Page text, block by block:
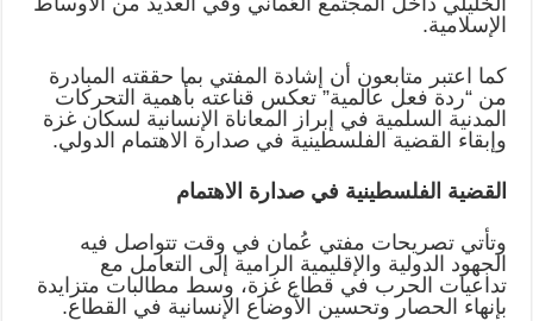
الإسلامية.
كما اعتبر متابعون أن إشادة المفتي بما حققته المبادرة
من “ردة فعل عالمية” تعكس قناعته بأهمية التحركات
المدنية السلمية في إبراز المعاناة الإنسانية لسكان غزة
وإبقاء القضية الفلسطينية في صدارة الاهتمام الدولي.
القضية الفلسطينية في صدارة الاهتمام
وتأتي تصريحات مفتي عُمان في وقت تتواصل فيه
الجهود الدولية والإقليمية الرامية إلى التعامل مع
تداعيات الحرب في قطاع غزة، وسط مطالبات متزايدة
بإنهاء الحصار وتحسين الأوضاع الإنسانية في القطاع.